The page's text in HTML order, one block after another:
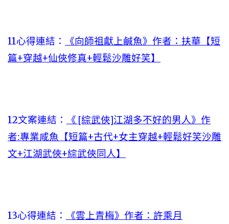
11心得連結：
《向師祖獻上鹹魚》作者：扶華【短
篇+穿越+仙俠修真+輕鬆沙雕好笑】
12文案連結：
《 [綜武俠]江湖多不好的男人》作
者:專業咸魚【短篇+古代+女主穿越+輕鬆好笑沙雕
文+江湖武俠+綜武俠同人】
13心得連結： 《雲上青梅》作者：許乘月